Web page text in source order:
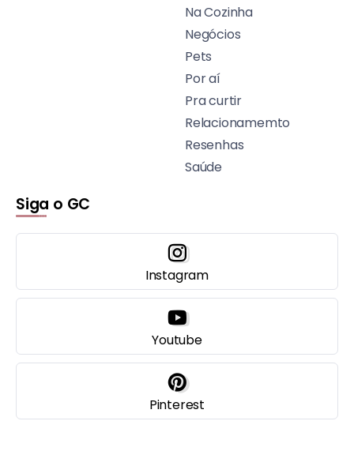
Na Cozinha
Negócios
Pets
Por aí
Pra curtir
Relacionamemto
Resenhas
Saúde
Siga o GC
Instagram
Youtube
Pinterest